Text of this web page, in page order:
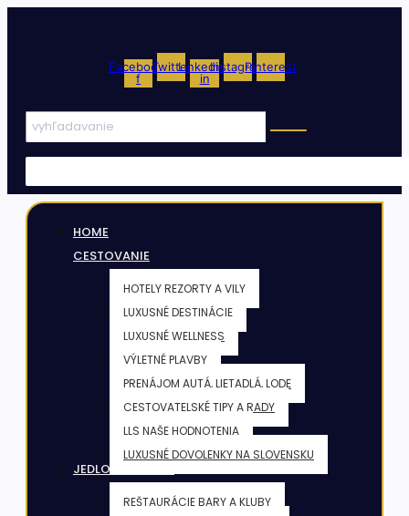
Facebook-
f
TwitterLinkedin-
in
InstagramPinterest
HOME
CESTOVANIE
HOTELY REZORTY A VILY
LUXUSNÉ DESTINÁCIE
LUXUSNÉ WELLNESS
VÝLETNÉ PLAVBY
PRENÁJOM AUTÁ, LIETADLÁ, LODE
CESTOVATELSKÉ TIPY A RADY
LLS NAŠE HODNOTENIA
LUXUSNÉ DOVOLENKY NA SLOVENSKU
JEDLO & NÁPOJE
REŠTAURÁCIE BARY A KLUBY